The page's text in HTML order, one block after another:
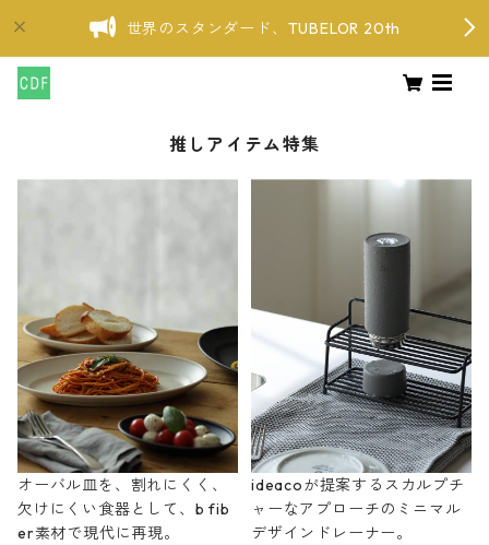
世界のスタンダード、TUBELOR 20th
推しアイテム特集
オーバル皿を、割れにくく、
欠けにくい食器として、b fib
er素材で現代に再現。
ideacoが提案するスカルプチ
ャーなアプローチのミニマル
デザインドレーナー。